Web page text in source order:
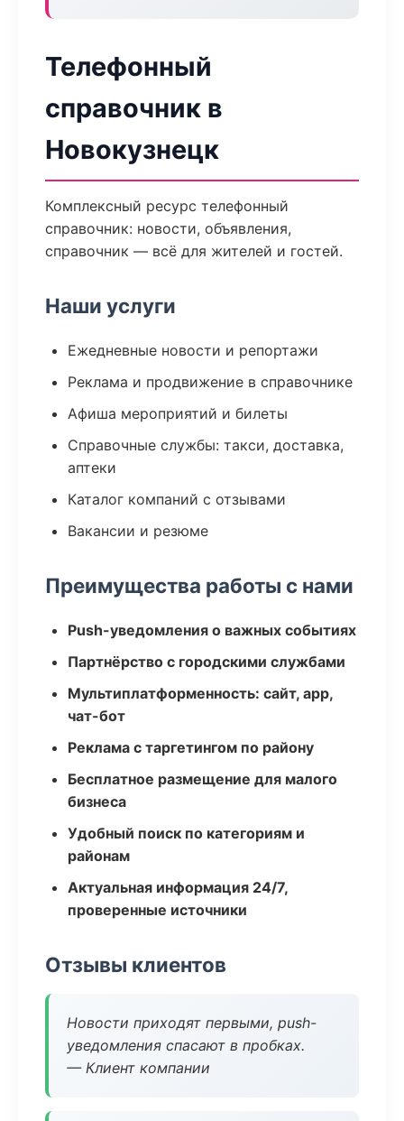
Телефонный
справочник в
Новокузнецк
Комплексный ресурс телефонный
справочник: новости, объявления,
справочник — всё для жителей и гостей.
Наши услуги
Ежедневные новости и репортажи
Реклама и продвижение в справочнике
Афиша мероприятий и билеты
Справочные службы: такси, доставка,
аптеки
Каталог компаний с отзывами
Вакансии и резюме
Преимущества работы с нами
Push-уведомления о важных событиях
Партнёрство с городскими службами
Мультиплатформенность: сайт, app,
чат-бот
Реклама с таргетингом по району
Бесплатное размещение для малого
бизнеса
Удобный поиск по категориям и
районам
Актуальная информация 24/7,
проверенные источники
Отзывы клиентов
Новости приходят первыми, push-
уведомления спасают в пробках.
— Клиент компании